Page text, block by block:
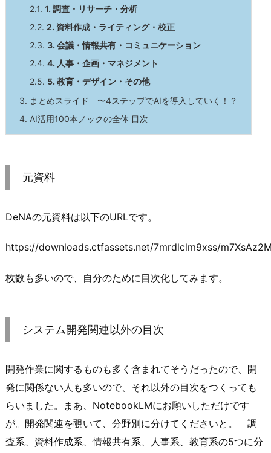
2.1. 1. 調査・リサーチ・分析
2.2. 2. 資料作成・ライティング・校正
2.3. 3. 会議・情報共有・コミュニケーション
2.4. 4. 人事・企画・マネジメント
2.5. 5. 教育・デザイン・その他
3. まとめスライド 〜4ステップでAIを導入していく！？
4. AI活用100本ノックの全体 目次
元資料
DeNAの元資料は以下のURLです。
https://downloads.ctfassets.net/7mrdlclm9xss/
枚数も多いので、自分のために目次化してみます。
システム開発関連以外の目次
開発作業に関するものも多く含まれてそうだったので、開
発に関係ない人も多いので、それ以外の目次をつくっても
らいました。まあ、NotebookLMにお願いしただけです
が。開発関連を覗いて、分野別に分けてくださいと。 調
査系、資料作成系、情報共有系、人事系、教育系の5つに分